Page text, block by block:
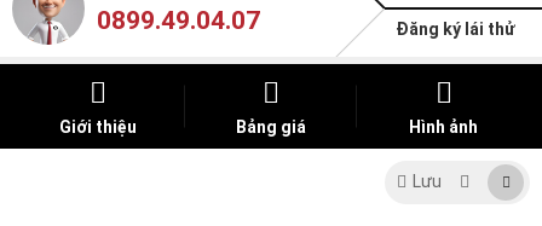
0899.49.04.07 Đăng ký lái thử
Giới thiệu Bảng giá Hình ảnh
Lưu